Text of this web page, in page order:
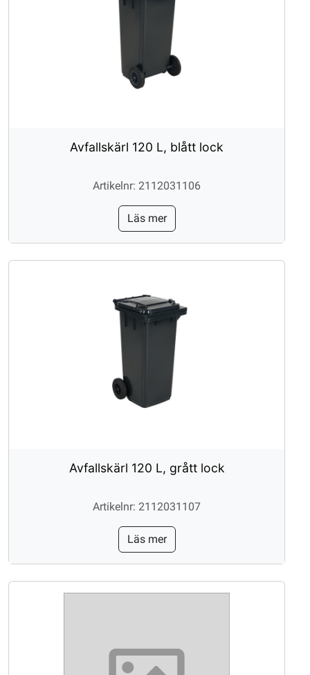
Avfallskärl 120 L, blått lock
Artikelnr: 2112031106
Läs mer
Avfallskärl 120 L, grått lock
Artikelnr: 2112031107
Läs mer